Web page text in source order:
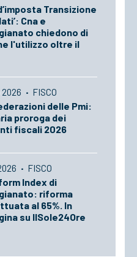
Transizione
Cna e
chiedono di
l'utilizzo oltre il
2026 · FISCO
delle Pmi:
proroga dei
fiscali 2026
· FISCO
Index di
riforma
al 65%. In
su IlSole24Ore